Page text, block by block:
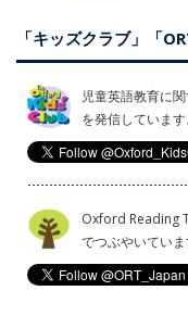
「キッズクラブ」「
児童英語教育に
を発信しています
Oxford Reading
でつぶやいていま